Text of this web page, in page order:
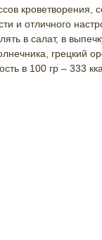
кроветворения,
и отличного
в салат, в
грецкий
в 100 гр – 333